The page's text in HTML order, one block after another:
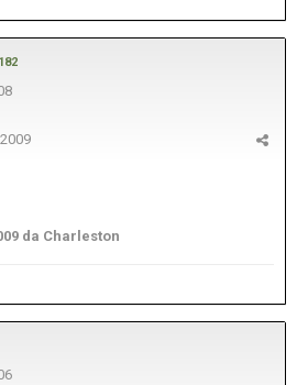
182
da Charleston